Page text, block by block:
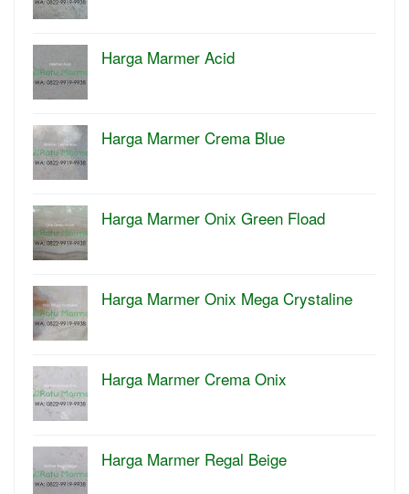
Harga Marmer Acid
Harga Marmer Crema Blue
Harga Marmer Onix Green Fload
Harga Marmer Onix Mega Crystaline
Harga Marmer Crema Onix
Harga Marmer Regal Beige